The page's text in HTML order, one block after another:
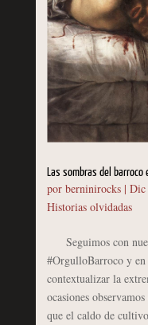
Las sombras del barroco
por berninirocks| Dic
Historias olvidadas
Seguimos con
#OrgulloBarroco y en
contextualizar la
ocasiones
que el caldo de